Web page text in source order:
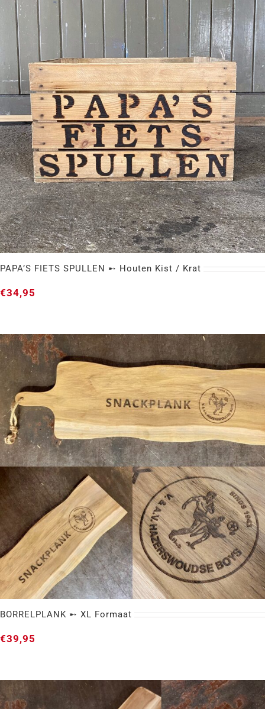
PAPA’S VOETBALKIST ➸ Houten Kist / Krat
PAPA’S FIETS SPULLEN ➸ Houten Kist / Krat
PAPA’S FIETS SPULLEN ➸ Houten Kist / Krat
€34,95
BORRELPLANK ➸ XL Formaat
€39,95